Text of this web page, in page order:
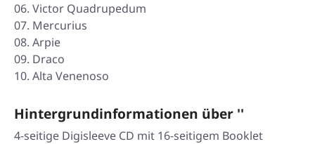
06. Victor Quadrupedum
07. Mercurius
08. Arpie
09. Draco
10. Alta Venenoso
Hintergrundinformationen über ''
4-seitige Digisleeve CD mit 16-seitigem Booklet